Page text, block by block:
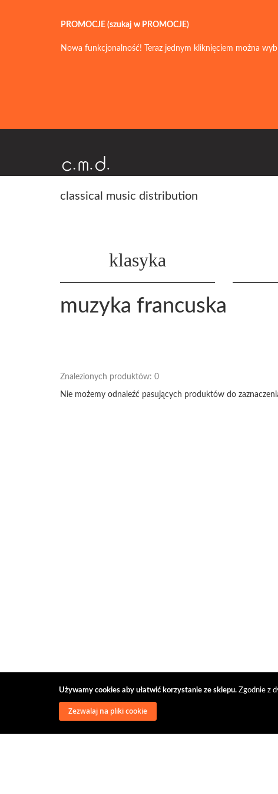
PROMOCJE (szukaj w PROMOCJE)
Nowa funkcjonalność! Teraz jednym kliknięciem można
Używamy cookies aby ułatwić korzystanie ze sklepu. Zgodnie z
Zezwalaj na pliki cookie
classical music distribution
klasyka
muzyka francuska
Znalezionych produktów: 0
Nie możemy odnaleźć pasujących produktów do
Zapowiedzi / Polecamy